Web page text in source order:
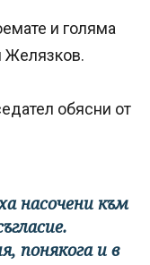
и голяма
Желязков.
обясни от
насочени към
понякога и в